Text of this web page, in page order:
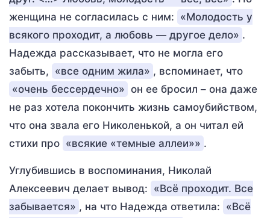
женщина не согласилась с ним: «Молодость у
всякого проходит, а любовь — другое дело» .
Надежда рассказывает, что не могла его
забыть, «все одним жила» , вспоминает, что
«очень бессердечно» он ее бросил – она даже
не раз хотела покончить жизнь самоубийством,
что она звала его Николенькой, а он читал ей
стихи про «всякие «темные аллеи»» .
Углубившись в воспоминания, Николай
Алексеевич делает вывод: «Всё проходит. Все
забывается» , на что Надежда ответила: «Всё